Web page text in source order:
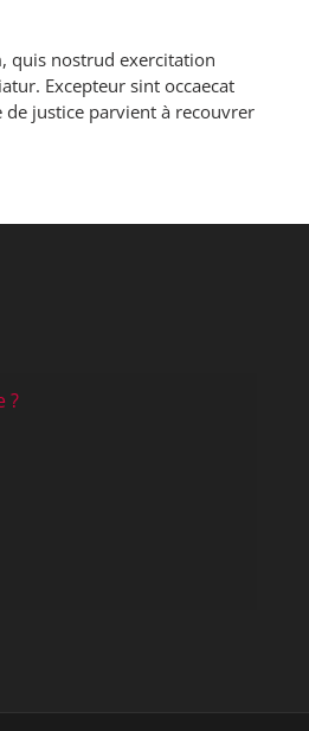
quis nostrud exercitation
Excepteur sint occaecat
justice parvient à recouvrer
?